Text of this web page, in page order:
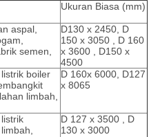
Ukuran Biasa (mm)
aspal,
semen,
D130 x 2450, D
150 x 3050 , D 160
x 3600 , D150 x
4500
boiler
limbah,
D 160x 6000, D127
x 8065
D 127 x 3500 , D
130 x 3000